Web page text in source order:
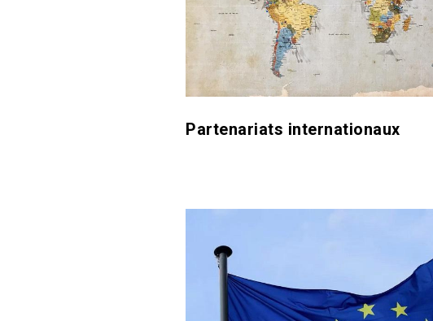
Partenariats internationaux